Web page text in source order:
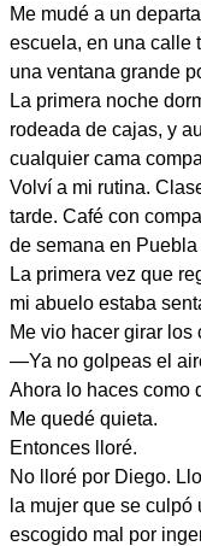
Me mudé a un
escuela, en una calle
una ventana grande
La primera noche
rodeada de cajas, y
cualquier cama
Volví a mi rutina.
tarde. Café con
de semana en
La primera vez que
mi abuelo estaba
Me vio hacer girar los
—Ya no golpeas el
Ahora lo haces como
Me quedé quieta.
Entonces lloré.
No lloré por Diego.
la mujer que se
escogido mal por